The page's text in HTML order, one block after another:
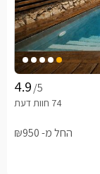
/5
החל מ- ₪950